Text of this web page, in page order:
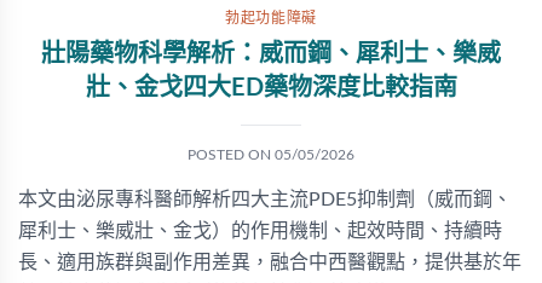
勃起功能障礙
壯陽藥物科學解析：威而鋼、犀利士、樂威
壯、金戈四大ED藥物深度比較指南
POSTED ON 05/05/2026
本文由泌尿專科醫師解析四大主流PDE5抑制劑（威而鋼、
犀利士、樂威壯、金戈）的作用機制、起效時間、持續時
長、適用族群與副作用差異，融合中西醫觀點，提供基於年